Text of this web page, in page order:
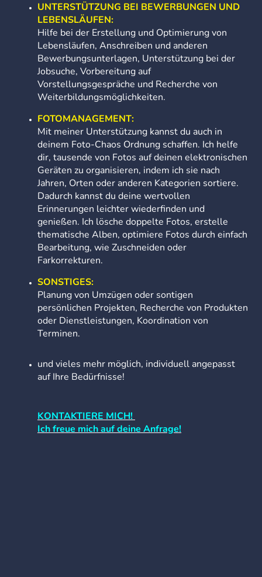
UNTERSTÜTZUNG BEI BEWERBUNGEN UND
LEBENSLÄUFEN:
Hilfe bei der Erstellung und Optimierung von
Lebensläufen, Anschreiben und anderen
Bewerbungsunterlagen, Unterstützung bei der
Jobsuche, Vorbereitung auf
Vorstellungsgespräche und Recherche von
Weiterbildungsmöglichkeiten.
FOTOMANAGEMENT:
Mit meiner Unterstützung kannst du auch in
deinem Foto-Chaos Ordnung schaffen. Ich helfe
dir, tausende von Fotos auf deinen elektronischen
Geräten zu organisieren, indem ich sie nach
Jahren, Orten oder anderen Kategorien sortiere.
Dadurch kannst du deine wertvollen
Erinnerungen leichter wiederfinden und
genießen. Ich lösche doppelte Fotos, erstelle
thematische Alben, optimiere Fotos durch einfach
Bearbeitung, wie Zuschneiden oder
Farkorrekturen.
SONSTIGES:
Planung von Umzügen oder sontigen
persönlichen Projekten, Recherche von Produkten
oder Dienstleistungen, Koordination von
Terminen.
und vieles mehr möglich, individuell angepasst
auf Ihre Bedürfnisse!
KONTAKTIERE MICH!
Ich freue mich auf deine Anfrage!